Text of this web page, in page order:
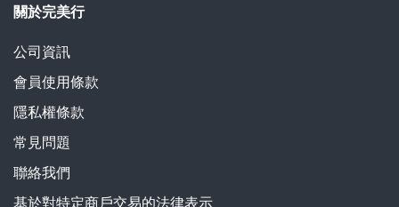
關於完美行
公司資訊
會員使用條款
隱私權條款
常見問題
聯絡我們
基於對特定商戶交易的法律表示